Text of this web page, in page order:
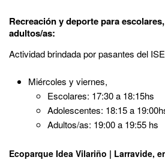
Recreación y deporte para
adultos/as:
Actividad brindada por pasantes del
Miércoles y viernes,
Escolares: 17:30 a 18:15hs
Adolescentes: 18:15 a
Adultos/as: 19:00 a 19:55 hs
Ecoparque Idea Vilariño | Larravide,